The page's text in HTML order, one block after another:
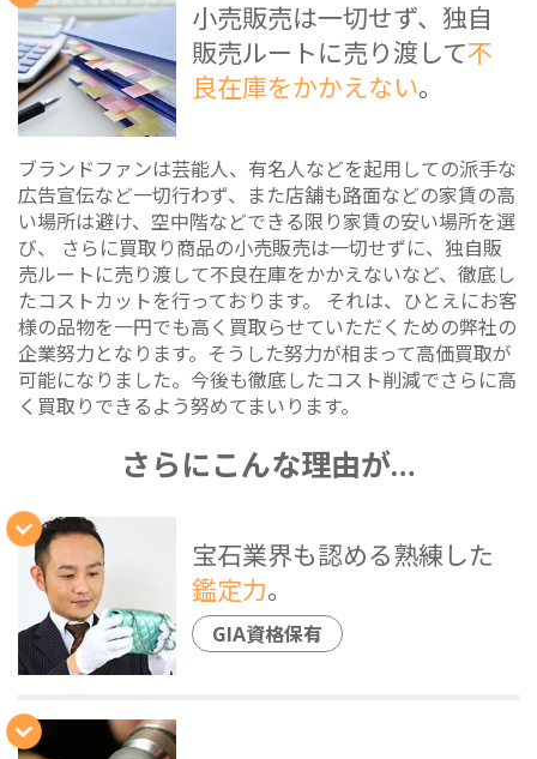
小売販売は一切せず、独自
販売ルートに売り渡して不
良在庫をかかえない。
ブランドファンは芸能人、有名人などを起用しての派手な
広告宣伝など一切行わず、また店舗も路面などの家賃の高
い場所は避け、空中階などできる限り家賃の安い場所を選
び、 さらに買取り商品の小売販売は一切せずに、独自販
売ルートに売り渡して不良在庫をかかえないなど、徹底し
たコストカットを行っております。 それは、ひとえにお客
様の品物を一円でも高く買取らせていただくための弊社の
企業努力となります。そうした努力が相まって高価買取が
可能になりました。今後も徹底したコスト削減でさらに高
く買取りできるよう努めてまいります。
さらにこんな理由が…
宝石業界も認める熟練した
鑑定力。
GIA資格保有